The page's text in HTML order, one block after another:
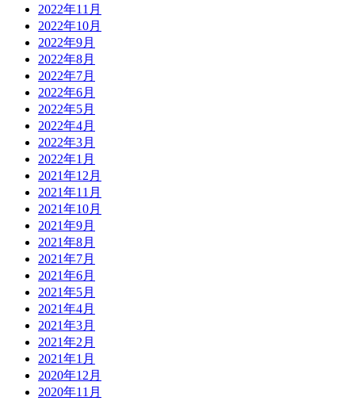
2022年11月
2022年10月
2022年9月
2022年8月
2022年7月
2022年6月
2022年5月
2022年4月
2022年3月
2022年1月
2021年12月
2021年11月
2021年10月
2021年9月
2021年8月
2021年7月
2021年6月
2021年5月
2021年4月
2021年3月
2021年2月
2021年1月
2020年12月
2020年11月